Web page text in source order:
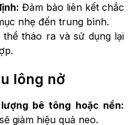
Đảm bảo liên kết chắc
nhẹ đến trung bình.
thể tháo ra và sử dụng lại
lông nở
bê tông hoặc nền:
giảm hiệu quả neo.